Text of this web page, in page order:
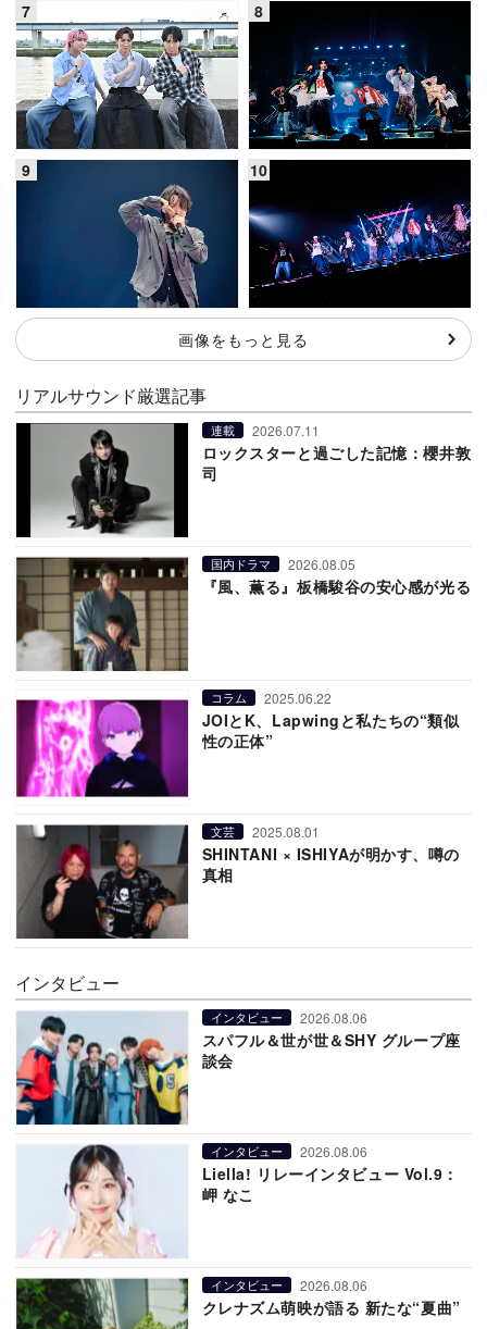
画像をもっと見る
リアルサウンド厳選記事
連載 2026.07.11
ロックスターと過ごした記憶：櫻井敦
司
国内ドラマ 2026.08.05
『風、薫る』板橋駿谷の安心感が光る
コラム 2025.06.22
JOIとK、Lapwingと私たちの“類似
性の正体”
文芸 2025.08.01
SHINTANI × ISHIYAが明かす、噂の
真相
インタビュー
インタビュー 2026.08.06
スパフル＆世が世＆SHY グループ座
談会
インタビュー 2026.08.06
Liella! リレーインタビュー Vol.9：
岬 なこ
インタビュー 2026.08.06
クレナズム萌映が語る 新たな“夏曲”